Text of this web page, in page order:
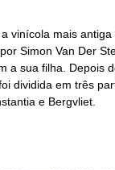
vinícola mais antiga
Simon Van Der
a sua filha. Depois
dividida em três
e Bergvliet.